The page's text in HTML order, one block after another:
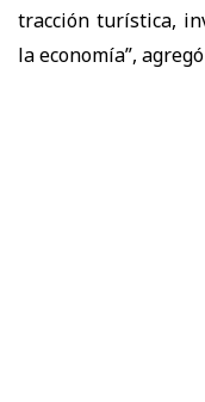
tracción turística,
la economía”,